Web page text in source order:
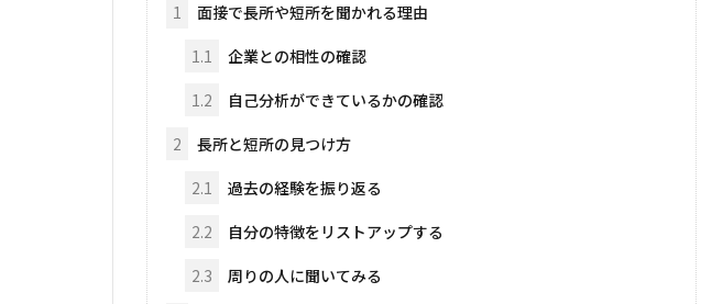
1
面接で長所や短所を聞かれる理由
1.1
企業との相性の確認
1.2
自己分析ができているかの確認
2
長所と短所の見つけ方
2.1
過去の経験を振り返る
2.2
自分の特徴をリストアップする
2.3
周りの人に聞いてみる